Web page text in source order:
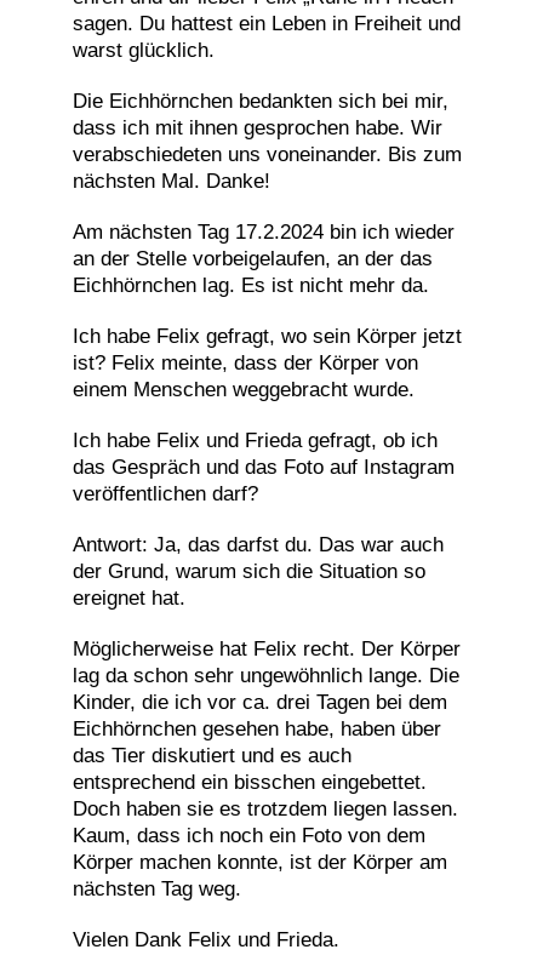
sagen. Du hattest ein Leben in Freiheit und
warst glücklich.
Die Eichhörnchen bedankten sich bei mir,
dass ich mit ihnen gesprochen habe. Wir
verabschiedeten uns voneinander. Bis zum
nächsten Mal. Danke!
Am nächsten Tag 17.2.2024 bin ich wieder
an der Stelle vorbeigelaufen, an der das
Eichhörnchen lag. Es ist nicht mehr da.
Ich habe Felix gefragt, wo sein Körper jetzt
ist? Felix meinte, dass der Körper von
einem Menschen weggebracht wurde.
Ich habe Felix und Frieda gefragt, ob ich
das Gespräch und das Foto auf Instagram
veröffentlichen darf?
Antwort: Ja, das darfst du. Das war auch
der Grund, warum sich die Situation so
ereignet hat.
Möglicherweise hat Felix recht. Der Körper
lag da schon sehr ungewöhnlich lange. Die
Kinder, die ich vor ca. drei Tagen bei dem
Eichhörnchen gesehen habe, haben über
das Tier diskutiert und es auch
entsprechend ein bisschen eingebettet.
Doch haben sie es trotzdem liegen lassen.
Kaum, dass ich noch ein Foto von dem
Körper machen konnte, ist der Körper am
nächsten Tag weg.
Vielen Dank Felix und Frieda.